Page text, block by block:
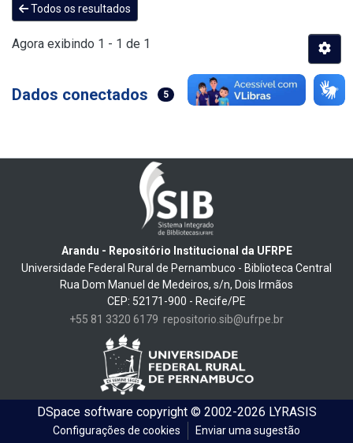
Todos os resultados
Agora exibindo 1 - 1 de 1
Dados conectados 5
Arandu - Repositório Institucional da UFRPE
Universidade Federal Rural de Pernambuco - Biblioteca Central
Rua Dom Manuel de Medeiros, s/n, Dois Irmãos
CEP: 52171-900 - Recife/PE
+55 81 3320 6179 repositorio.sib@ufrpe.br
DSpace softwarecopyright © 2002-2026 LYRASIS
Configurações de cookies Enviar uma sugestão